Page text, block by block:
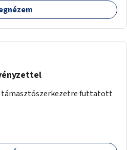
támasztószerkezetre futtatott